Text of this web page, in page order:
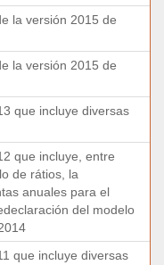
la versión 2015 de
la versión 2015 de
que incluye diversas
que incluye, entre
de rátios, la
anuales para el
del modelo
que incluye diversas